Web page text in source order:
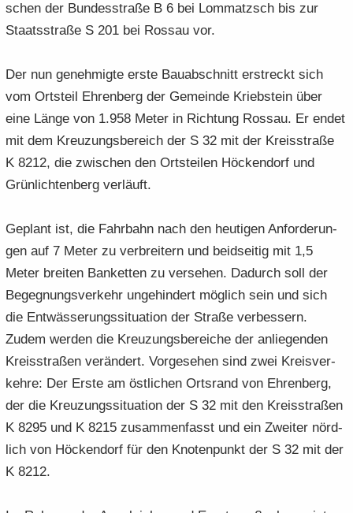
schen der Bun­des­stra­ße B 6 bei Lom­matzsch bis zur
Staats­stra­ße S 201 bei Ros­sau vor.
Der nun ge­neh­mig­te erste Bau­ab­schnitt er­streckt sich
vom Orts­teil Eh­ren­berg der Ge­mein­de Krieb­stein über
eine Länge von 1.958 Meter in Rich­tung Ros­sau. Er endet
mit dem Kreu­zungs­be­reich der S 32 mit der Kreis­stra­ße
K 8212, die zwi­schen den Orts­tei­len Hö­cken­dorf und
Grün­lich­ten­berg ver­läuft.
Ge­plant ist, die Fahr­bahn nach den heu­ti­gen An­for­de­run­
gen auf 7 Meter zu ver­brei­tern und beid­sei­tig mit 1,5
Meter brei­ten Ban­ket­ten zu ver­se­hen. Da­durch soll der
Be­geg­nungs­ver­kehr un­ge­hin­dert mög­lich sein und sich
die Ent­wäs­se­rungs­si­tua­ti­on der Stra­ße ver­bes­sern.
Zudem wer­den die Kreu­zungs­be­rei­che der an­lie­gen­den
Kreis­stra­ßen ver­än­dert. Vor­ge­se­hen sind zwei Kreis­ver­
keh­re: Der Erste am öst­li­chen Orts­rand von Eh­ren­berg,
der die Kreu­zungs­si­tua­ti­on der S 32 mit den Kreis­stra­ßen
K 8295 und K 8215 zu­sam­men­fasst und ein Zwei­ter nörd­
lich von Hö­cken­dorf für den Kno­ten­punkt der S 32 mit der
K 8212.